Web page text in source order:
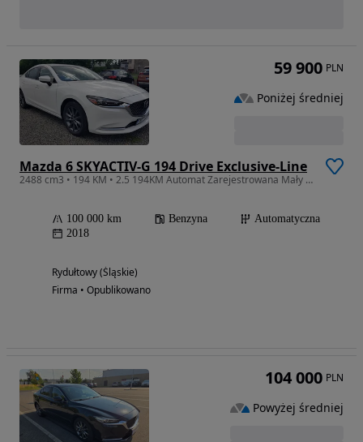
Mazda 6 SKYACTIV-G 194 Drive Exclusive-Line
2488 cm3 • 194 KM • 2.5 194KM Automat Zarejestrowana Mały Przebieg GWARANCJA
100 000 km Benzyna
Automatyczna
2018
Rydułtowy (Śląskie)
Firma • Opublikowano
59 900 PLN
Poniżej średniej
104 000 PLN
Powyżej średniej